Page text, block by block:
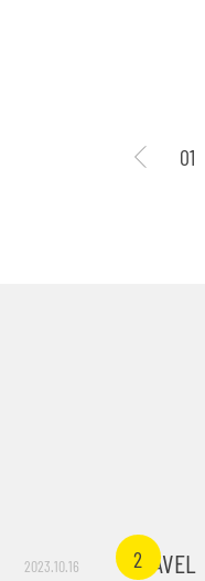
01
2023.10.16 2
TRAVEL